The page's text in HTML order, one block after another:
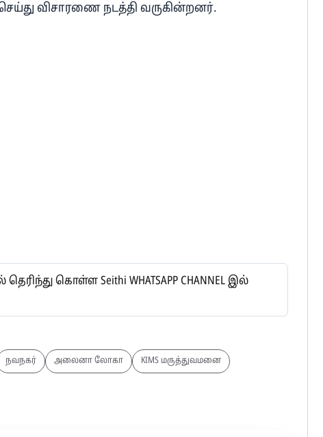
விசாரணை நடத்தி வருகின்றனர்.
கொள்ள Seithi WHATSAPP CHANNEL இல்
நவநகர் அலைனா லோகா KIMS மருத்துவமனை